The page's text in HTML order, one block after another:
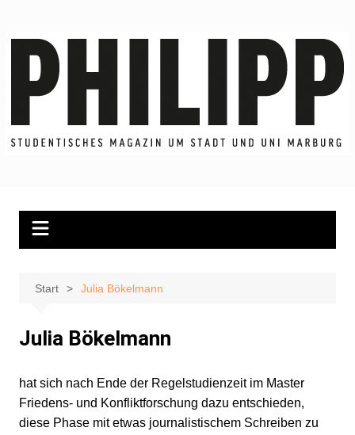
Start Julia Bökelmann
Julia Bökelmann
hat sich nach Ende der Regelstudienzeit im Master
Friedens- und Konfliktforschung dazu entschieden,
diese Phase mit etwas journalistischem Schreiben zu